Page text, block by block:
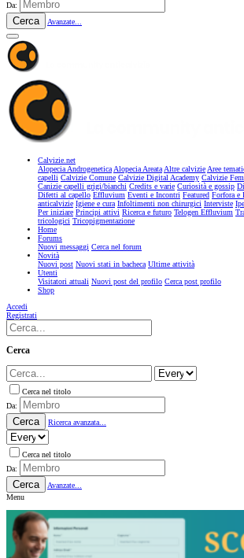
Da:
Cerca Avanzate...
Calvizie.net
Alopecia AndrogeneticaAlopecia AreataAltre calvizieAree
capelli Calvizie Comune Calvizie Digital Academy Calvizie
Canizie capelli grigi/bianchi Credits e varie Curiosità e gossip
Difetti al capello Effluvium Eventi e Incontri Featured Forfora e
anticalvizie Igiene e cura Infoltimenti non chirurgici Interviste
Per iniziare Principi attivi Ricerca e futuro Telogen Effluvium
tricologici Tricopigmentazione
Home
Forums
Nuovi messaggi Cerca nel forum
Novità
Nuovi post Nuovi stati in bacheca Ultime attività
Utenti
Visitatori attuali Nuovi post del profilo Cerca post profilo
Shop
Accedi
Registrati
Cerca
Cerca nel titolo
Da:
Cerca Ricerca avanzata...
Cerca nel titolo
Da:
Cerca
Avanzate...
Menu